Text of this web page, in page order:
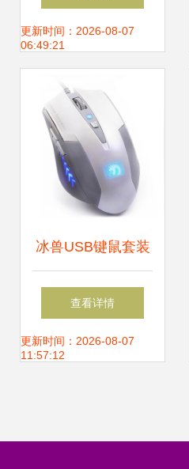
选，经典黑有线鼠
更新时间：2026-08-07
06:49:21
冰兽USB键鼠套装
点亮桌面，畅享游
戏与办公的全能之
查看详情
更新时间：2026-08-07
11:57:12